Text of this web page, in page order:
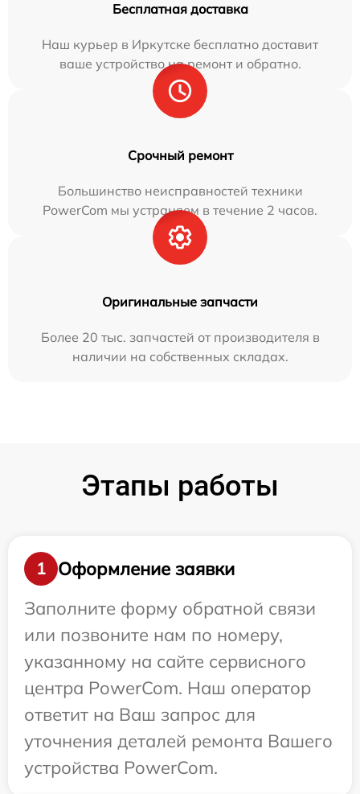
Бесплатная доставка
Наш курьер в Иркутске бесплатно доставит
ваше устройство на ремонт и обратно.
Срочный ремонт
Большинство неисправностей техники
PowerCom мы устраняем в течение 2 часов.
Оригинальные запчасти
Более 20 тыс. запчастей от производителя в
наличии на собственных складах.
Этапы работы
1
Оформление заявки
Заполните форму обратной связи
или позвоните нам по номеру,
указанному на сайте сервисного
центра PowerCom. Наш оператор
ответит на Ваш запрос для
уточнения деталей ремонта Вашего
устройства PowerCom.